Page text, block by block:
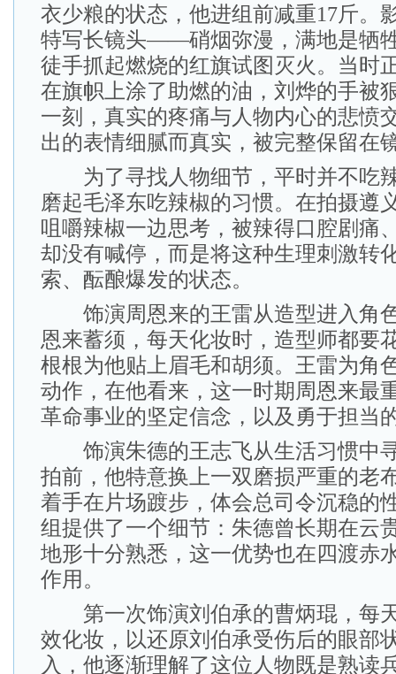
衣少粮的状态，他进组前减重17斤。
特写长镜头——硝烟弥漫，满地是牺
徒手抓起燃烧的红旗试图灭火。当时
在旗帜上涂了助燃的油，刘烨的手被
一刻，真实的疼痛与人物内心的悲愤
出的表情细腻而真实，被完整保留在
为了寻找人物细节，平时并不吃
磨起毛泽东吃辣椒的习惯。在拍摄遵
咀嚼辣椒一边思考，被辣得口腔剧痛
却没有喊停，而是将这种生理刺激转
索、酝酿爆发的状态。
饰演周恩来的王雷从造型进入角
恩来蓄须，每天化妆时，造型师都要
根根为他贴上眉毛和胡须。王雷为角
动作，在他看来，这一时期周恩来最
革命事业的坚定信念，以及勇于担当
饰演朱德的王志飞从生活习惯中
拍前，他特意换上一双磨损严重的老
着手在片场踱步，体会总司令沉稳的
组提供了一个细节：朱德曾长期在云
地形十分熟悉，这一优势也在四渡赤
作用。
第一次饰演刘伯承的曹炳琨，每
效化妆，以还原刘伯承受伤后的眼部
入，他逐渐理解了这位人物既是熟读